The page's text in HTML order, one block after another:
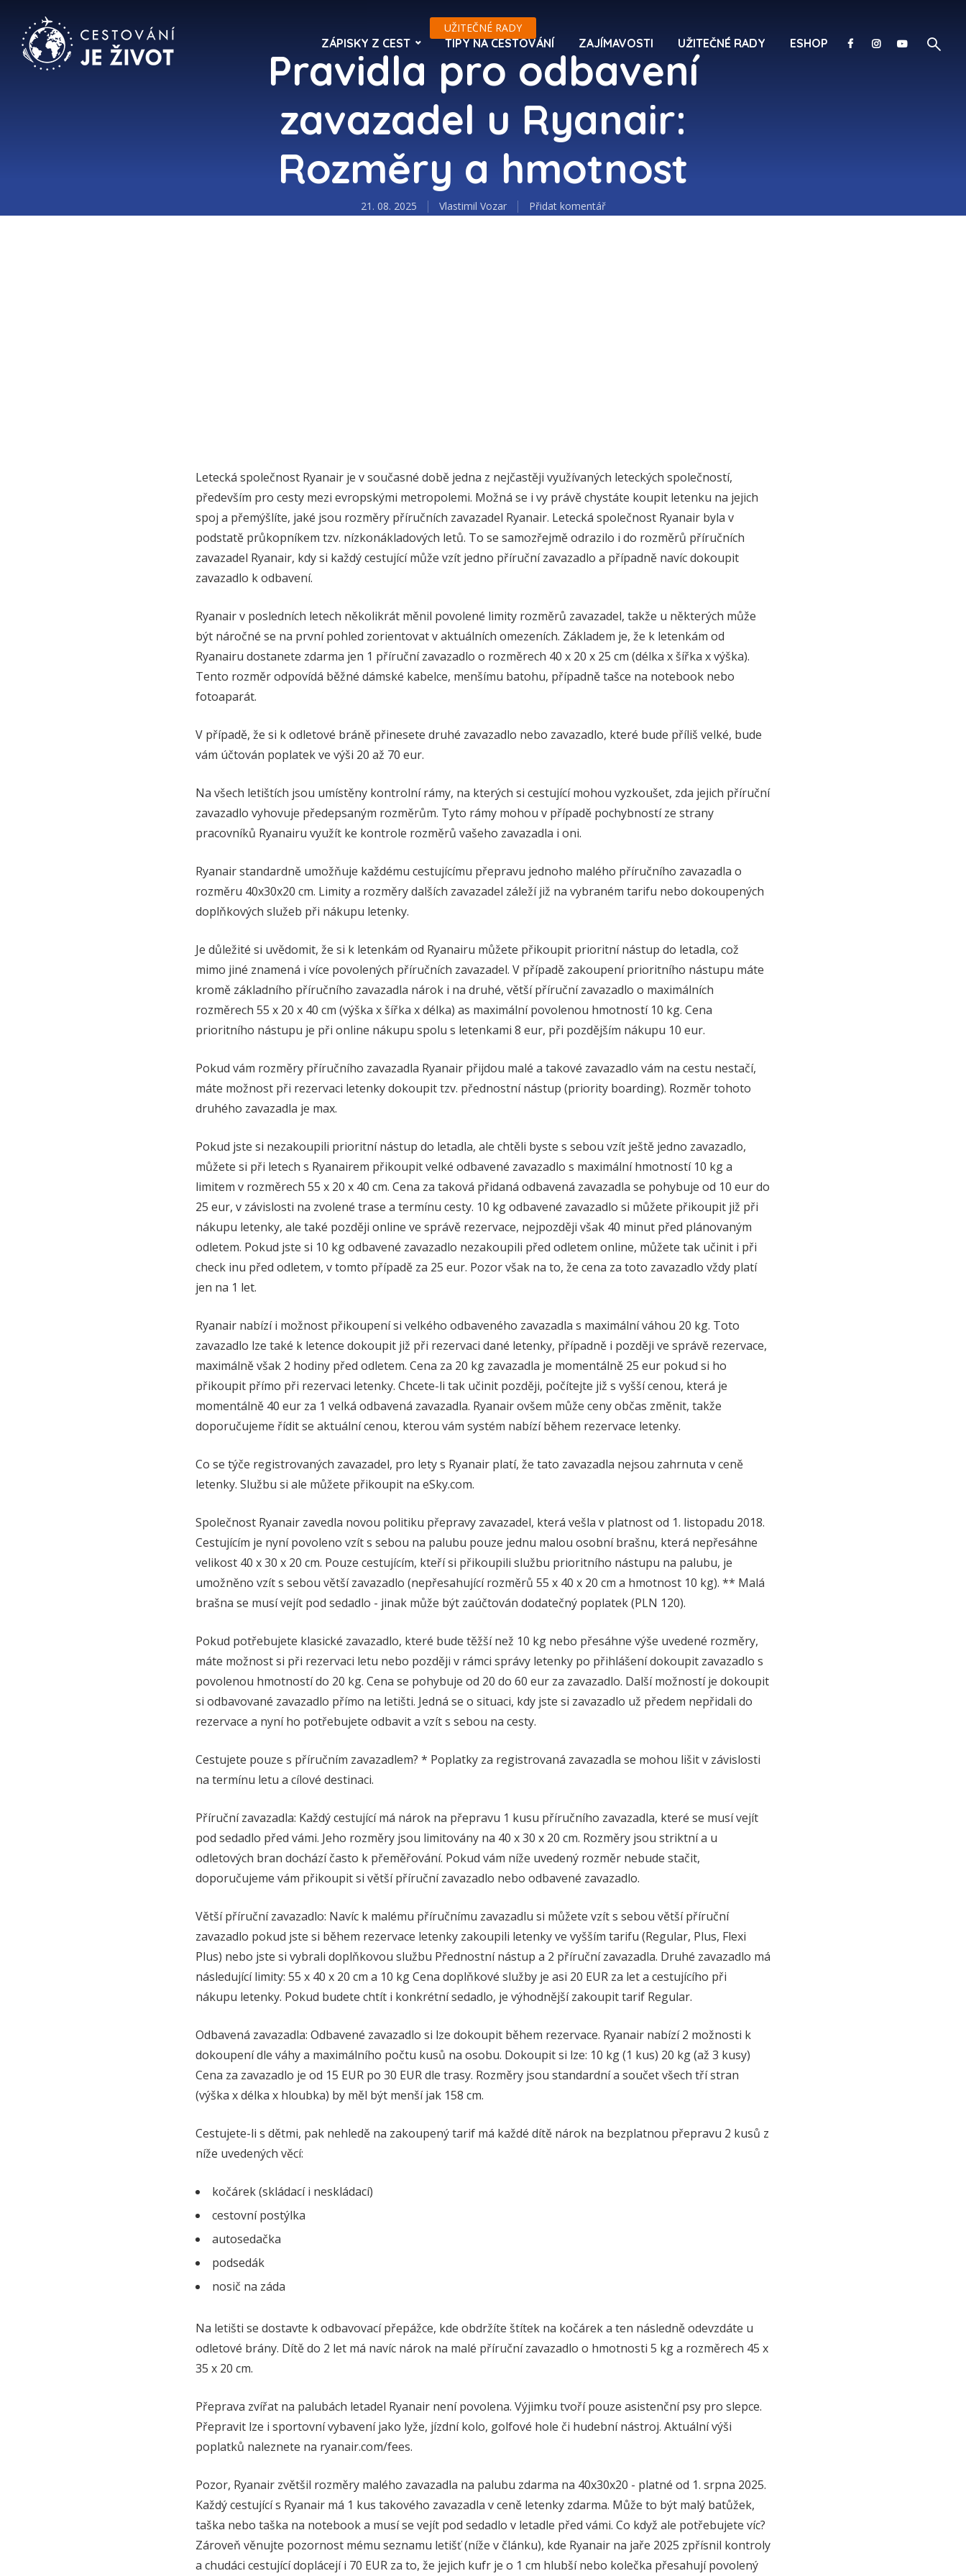
ZÁPISKY Z CEST TIPY NA CESTOVÁNÍ ZAJÍMAVOSTI UŽITEČNÉ RADY ESHOP
UŽITEČNÉ RADY
Pravidla pro odbavení
zavazadel u Ryanair:
Rozměry a hmotnost
21. 08. 2025 Vlastimil Vozar Přidat komentář
Letecká společnost Ryanair je v současné době jedna z nejčastěji využívaných leteckých společností,
především pro cesty mezi evropskými metropolemi. Možná se i vy právě chystáte koupit letenku na jejich
spoj a přemýšlíte, jaké jsou rozměry příručních zavazadel Ryanair. Letecká společnost Ryanair byla v
podstatě průkopníkem tzv. nízkonákladových letů. To se samozřejmě odrazilo i do rozměrů příručních
zavazadel Ryanair, kdy si každý cestující může vzít jedno příruční zavazadlo a případně navíc dokoupit
zavazadlo k odbavení.
Ryanair v posledních letech několikrát měnil povolené limity rozměrů zavazadel, takže u některých může
být náročné se na první pohled zorientovat v aktuálních omezeních. Základem je, že k letenkám od
Ryanairu dostanete zdarma jen 1 příruční zavazadlo o rozměrech 40 x 20 x 25 cm (délka x šířka x výška).
Tento rozměr odpovídá běžné dámské kabelce, menšímu batohu, případně tašce na notebook nebo
fotoaparát.
V případě, že si k odletové bráně přinesete druhé zavazadlo nebo zavazadlo, které bude příliš velké, bude
vám účtován poplatek ve výši 20 až 70 eur.
Na všech letištích jsou umístěny kontrolní rámy, na kterých si cestující mohou vyzkoušet, zda jejich příruční
zavazadlo vyhovuje předepsaným rozměrům. Tyto rámy mohou v případě pochybností ze strany
pracovníků Ryanairu využít ke kontrole rozměrů vašeho zavazadla i oni.
Ryanair standardně umožňuje každému cestujícímu přepravu jednoho malého příručního zavazadla o
rozměru 40x30x20 cm. Limity a rozměry dalších zavazadel záleží již na vybraném tarifu nebo dokoupených
doplňkových služeb při nákupu letenky.
Je důležité si uvědomit, že si k letenkám od Ryanairu můžete přikoupit prioritní nástup do letadla, což
mimo jiné znamená i více povolených příručních zavazadel. V případě zakoupení prioritního nástupu máte
kromě základního příručního zavazadla nárok i na druhé, větší příruční zavazadlo o maximálních
rozměrech 55 x 20 x 40 cm (výška x šířka x délka) as maximální povolenou hmotností 10 kg. Cena
prioritního nástupu je při online nákupu spolu s letenkami 8 eur, při pozdějším nákupu 10 eur.
Pokud vám rozměry příručního zavazadla Ryanair přijdou malé a takové zavazadlo vám na cestu nestačí,
máte možnost při rezervaci letenky dokoupit tzv. přednostní nástup (priority boarding). Rozměr tohoto
druhého zavazadla je max.
Pokud jste si nezakoupili prioritní nástup do letadla, ale chtěli byste s sebou vzít ještě jedno zavazadlo,
můžete si při letech s Ryanairem přikoupit velké odbavené zavazadlo s maximální hmotností 10 kg a
limitem v rozměrech 55 x 20 x 40 cm. Cena za taková přidaná odbavená zavazadla se pohybuje od 10 eur do
25 eur, v závislosti na zvolené trase a termínu cesty. 10 kg odbavené zavazadlo si můžete přikoupit již při
nákupu letenky, ale také později online ve správě rezervace, nejpozději však 40 minut před plánovaným
odletem. Pokud jste si 10 kg odbavené zavazadlo nezakoupili před odletem online, můžete tak učinit i při
check inu před odletem, v tomto případě za 25 eur. Pozor však na to, že cena za toto zavazadlo vždy platí
jen na 1 let.
Ryanair nabízí i možnost přikoupení si velkého odbaveného zavazadla s maximální váhou 20 kg. Toto
zavazadlo lze také k letence dokoupit již při rezervaci dané letenky, případně i později ve správě rezervace,
maximálně však 2 hodiny před odletem. Cena za 20 kg zavazadla je momentálně 25 eur pokud si ho
přikoupit přímo při rezervaci letenky. Chcete-li tak učinit později, počítejte již s vyšší cenou, která je
momentálně 40 eur za 1 velká odbavená zavazadla. Ryanair ovšem může ceny občas změnit, takže
doporučujeme řídit se aktuální cenou, kterou vám systém nabízí během rezervace letenky.
Co se týče registrovaných zavazadel, pro lety s Ryanair platí, že tato zavazadla nejsou zahrnuta v ceně
letenky. Službu si ale můžete přikoupit na eSky.com.
Společnost Ryanair zavedla novou politiku přepravy zavazadel, která vešla v platnost od 1. listopadu 2018.
Cestujícím je nyní povoleno vzít s sebou na palubu pouze jednu malou osobní brašnu, která nepřesáhne
velikost 40 x 30 x 20 cm. Pouze cestujícím, kteří si přikoupili službu prioritního nástupu na palubu, je
umožněno vzít s sebou větší zavazadlo (nepřesahující rozměrů 55 x 40 x 20 cm a hmotnost 10 kg). ** Malá
brašna se musí vejít pod sedadlo - jinak může být zaúčtován dodatečný poplatek (PLN 120).
Pokud potřebujete klasické zavazadlo, které bude těžší než 10 kg nebo přesáhne výše uvedené rozměry,
máte možnost si při rezervaci letu nebo později v rámci správy letenky po přihlášení dokoupit zavazadlo s
povolenou hmotností do 20 kg. Cena se pohybuje od 20 do 60 eur za zavazadlo. Další možností je dokoupit
si odbavované zavazadlo přímo na letišti. Jedná se o situaci, kdy jste si zavazadlo už předem nepřidali do
rezervace a nyní ho potřebujete odbavit a vzít s sebou na cesty.
Cestujete pouze s příručním zavazadlem? * Poplatky za registrovaná zavazadla se mohou lišit v závislosti
na termínu letu a cílové destinaci.
Příruční zavazadla: Každý cestující má nárok na přepravu 1 kusu příručního zavazadla, které se musí vejít
pod sedadlo před vámi. Jeho rozměry jsou limitovány na 40 x 30 x 20 cm. Rozměry jsou striktní a u
odletových bran dochází často k přeměřování. Pokud vám níže uvedený rozměr nebude stačit,
doporučujeme vám přikoupit si větší příruční zavazadlo nebo odbavené zavazadlo.
Větší příruční zavazadlo: Navíc k malému příručnímu zavazadlu si můžete vzít s sebou větší příruční
zavazadlo pokud jste si během rezervace letenky zakoupili letenky ve vyšším tarifu (Regular, Plus, Flexi
Plus) nebo jste si vybrali doplňkovou službu Přednostní nástup a 2 příruční zavazadla. Druhé zavazadlo má
následující limity: 55 x 40 x 20 cm a 10 kg Cena doplňkové služby je asi 20 EUR za let a cestujícího při
nákupu letenky. Pokud budete chtít i konkrétní sedadlo, je výhodnější zakoupit tarif Regular.
Odbavená zavazadla: Odbavené zavazadlo si lze dokoupit během rezervace. Ryanair nabízí 2 možnosti k
dokoupení dle váhy a maximálního počtu kusů na osobu. Dokoupit si lze: 10 kg (1 kus) 20 kg (až 3 kusy)
Cena za zavazadlo je od 15 EUR po 30 EUR dle trasy. Rozměry jsou standardní a součet všech tří stran
(výška x délka x hloubka) by měl být menší jak 158 cm.
Cestujete-li s dětmi, pak nehledě na zakoupený tarif má každé dítě nárok na bezplatnou přepravu 2 kusů z
níže uvedených věcí:
kočárek (skládací i neskládací)
cestovní postýlka
autosedačka
podsedák
nosič na záda
Na letišti se dostavte k odbavovací přepážce, kde obdržíte štítek na kočárek a ten následně odevzdáte u
odletové brány. Dítě do 2 let má navíc nárok na malé příruční zavazadlo o hmotnosti 5 kg a rozměrech 45 x
35 x 20 cm.
Přeprava zvířat na palubách letadel Ryanair není povolena. Výjimku tvoří pouze asistenční psy pro slepce.
Přepravit lze i sportovní vybavení jako lyže, jízdní kolo, golfové hole či hudební nástroj. Aktuální výši
poplatků naleznete na ryanair.com/fees.
Pozor, Ryanair zvětšil rozměry malého zavazadla na palubu zdarma na 40x30x20 - platné od 1. srpna 2025.
Každý cestující s Ryanair má 1 kus takového zavazadla v ceně letenky zdarma. Může to být malý batůžek,
taška nebo taška na notebook a musí se vejít pod sedadlo v letadle před vámi. Co když ale potřebujete víc?
Zároveň věnujte pozornost mému seznamu letišť (níže v článku), kde Ryanair na jaře 2025 zpřísnil kontroly
a chudáci cestující doplácejí i 70 EUR za to, že jejich kufr je o 1 cm hlubší nebo kolečka přesahují povolený